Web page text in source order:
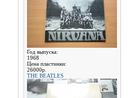
Год выпуска:
1968
Цена пластинки:
26000р.
THE BEATLES